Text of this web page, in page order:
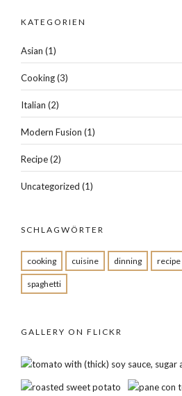
KATEGORIEN
Asian (1)
Cooking(3)
Italian (2)
Modern Fusion (1)
Recipe(2)
Uncategorized (1)
SCHLAGWÖRTER
cooking cuisine dinning recipe
spaghetti
GALLERY ON FLICKR